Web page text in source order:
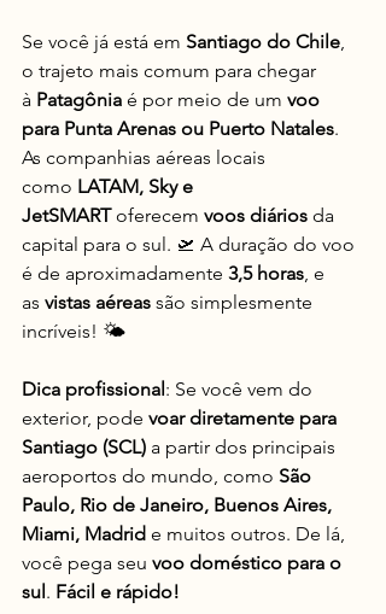
Se você já está em Santiago do Chile
o trajeto mais comum para chegar
à Patagônia é por meio de um voo
para Punta Arenas ou Puerto Natales.
As companhias aéreas locais
como LATAM, Sky e
JetSMART oferecem voos diários da
capital para o sul. 🛫 A duração do voo
é de aproximadamente 3,5 horas , e
as vistas aéreas são simplesmente
incríveis! 🌤️
Dica profissional: Se você vem do
exterior, pode voar diretamente para
Santiago (SCL) a partir dos principais
aeroportos do mundo, como São
Paulo, Rio de Janeiro, Buenos Aires,
Miami, Madrid e muitos outros. De lá,
você pega seu voo doméstico para o
sul. Fácil e rápido!